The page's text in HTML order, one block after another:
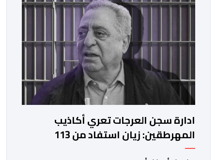
ادارة سجن العرجات تعري أكاذيب
المهرطقين: زيان استفاد من 113
استشارة و50 فحصا طبيا